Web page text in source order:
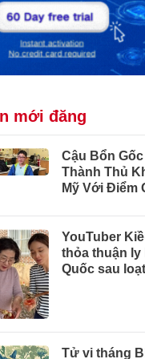
mới đăng
Cậu Bổn
Thành Thủ
Mỹ Với Điểm
YouTuber
thỏa thuận ly
Quốc sau
Tử vi tháng